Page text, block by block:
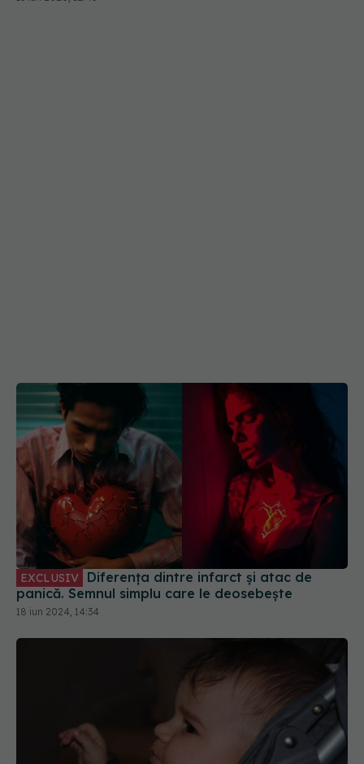
EXCLUSIV
panică. Semnul simplu care le deosebește
18 iun 2024, 14:34